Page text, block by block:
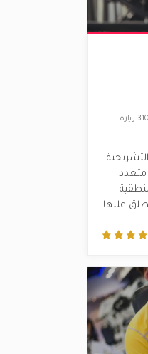
زيارة
متعدد
عليها
رأس